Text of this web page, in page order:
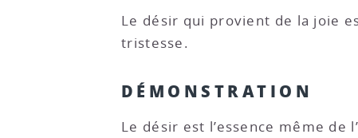
Le désir qui provient de la joie
tristesse.
DÉMONSTRATION
Le désir est l’essence même de